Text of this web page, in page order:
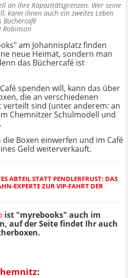
an ihre Kapazitätsgrenzen. Wer seine
kann ihnen auch ein zweites Leben
Büchercafé
Robinson
am Johannisplatz finden
neue Heimat, sondern man
das Büchercafé ist
spenden will, kann das über
die an verschiedenen
sind (unter anderem: an
Chemnitzer Schulmodell und
Boxen einwerfen und im Café
Geld weiterverkauft.
ABTEIL STATT PENDLERFRUST: DAS
EXPERTE ZUR VIP-FAHRT DER
ist "myrebooks" auch im
auf der Seite findet Ihr auch
: